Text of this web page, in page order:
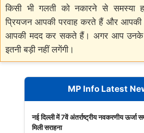
किसी भी गलती को नकारने से समस्या
प्रियजन आपकी परवाह करते हैं और आपकी
आपकी मदद कर सकते हैं। अगर आप उनके
इतनी बड़ी नहीं लगेंगी।
MP Info Latest
नई दिल्ली में 7वें अंतर्राष्ट्रीय नवकरणीय ऊर्जा
मिली सराहना